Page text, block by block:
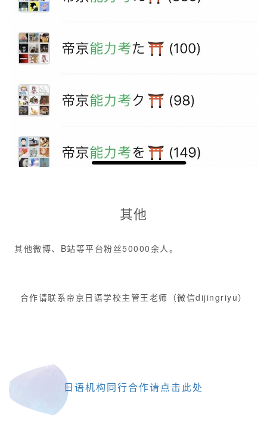
其他
其他微博、B站等平台粉丝50000余人。
合作请联系帝京日语学校主管王老师（微信dijingriyu）
日语机构同行合作请点击此处